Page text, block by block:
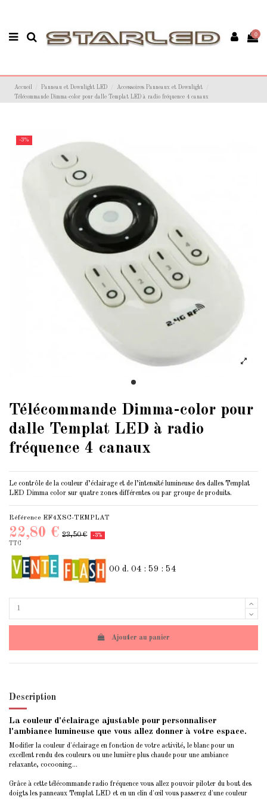
0
Accueil Panneau et Downlight LED
Accessoires Panneaux et Downlight
Télécommande Dimma-color pour dalle Templat LED à radio fréquence 4 canaux
-3%
Télécommande Dimma-color pour
dalle Templat LED à radio
fréquence 4 canaux
Le contrôle de la couleur d’éclairage et de l’intensité lumineuse des dalles Templat
LED Dimma color sur quatre zones différentes ou par groupe de produits.
Référence EF4XSC-TEMPLAT
22,80 € 23,50 €
-3%
TTC
00 d. 04 : 59 : 54
Ajouter au panier
Description
La couleur d'éclairage ajustable pour personnaliser
l'ambiance lumineuse que vous allez donner à votre espace.
Modifier la couleur d'éclairage en fonction de votre activité, le blanc pour un
excellent rendu des couleurs ou une lumière plus chaude pour une ambiance
relaxante, cocooning...
Grâce à cette télécommande radio fréquence vous allez pouvoir piloter du bout des
doigts les panneaux Templat LED et en un clin d'œil vous passerez d'une couleur